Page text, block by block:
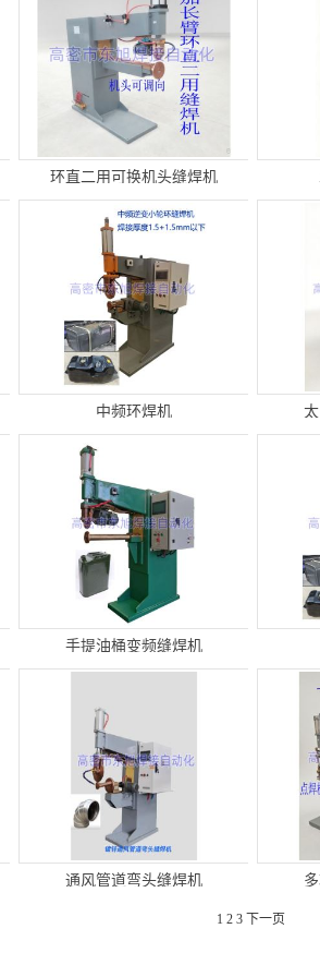
环直二用可换机头缝焊机
中频环焊机
手提油桶变频缝焊机
通风管道弯头缝焊机
1 2 3 下一页